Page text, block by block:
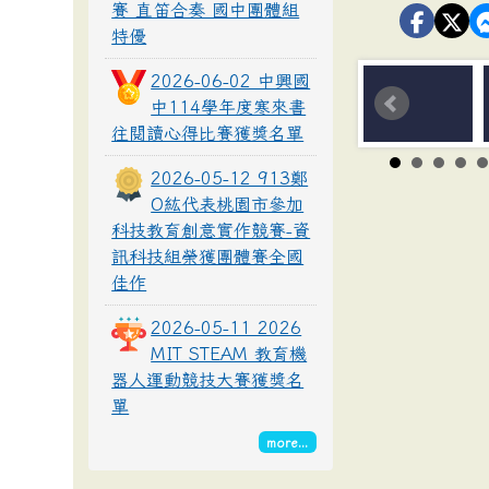
賽 直笛合奏 國中團體組
特優
2026-06-02 中興國
中114學年度寒來書
往閱讀心得比賽獲獎名單
2026-05-12 913鄭
O紘代表桃園市參加
科技教育創意實作競賽-資
訊科技組榮獲團體賽全國
佳作
2026-05-11 2026
MIT STEAM 教育機
器人運動競技大賽獲獎名
單
more...